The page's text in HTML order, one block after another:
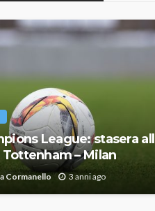
League: stasera
Tottenham – Milan
Cormanello 3 anni ago